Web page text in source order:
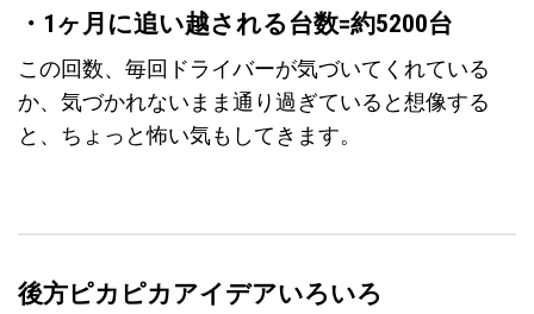
・1ヶ月に追い越される台数=約5200台
この回数、毎回ドライバーが気づいてくれている
か、気づかれないまま通り過ぎていると想像する
と、ちょっと怖い気もしてきます。
後方ピカピカアイデアいろいろ